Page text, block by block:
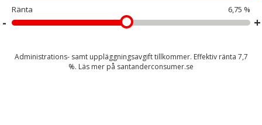
6,75 %
Ränta
Administrations- samt uppläggningsavgift tillkommer. Effektiv ränta 7,7
%. Läs mer på santanderconsumer.se